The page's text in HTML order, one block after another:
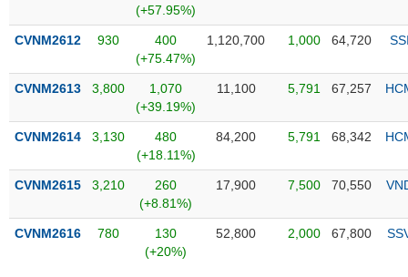
dõi
đặc
Không
ký
Danh
ETF
(+57.95%)
CVNM2612 930
400
(+75.47%)
1,120,700 1,000 64,720
CVNM2613 3,800
1,070
(+39.19%)
11,100 5,791 67,257
CVNM2614 3,130
480
(+18.11%)
84,200 5,791 68,342
CVNM2615 3,210
260
(+8.81%)
17,900 7,500 70,550
CVNM2616 780
130
(+20%)
52,800 2,000 67,800
CỤ
TƯ
XUẤT
TIN